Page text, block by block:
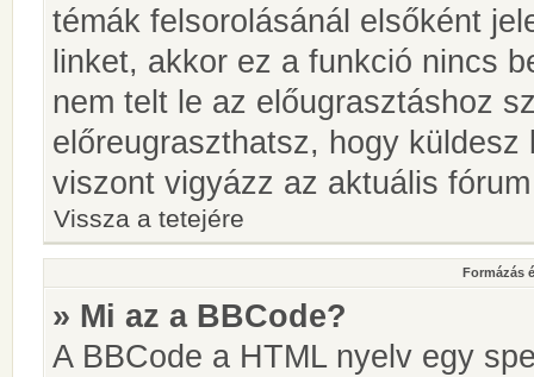
témák felsorolásánál elsőként
linket, akkor ez a funkció nincs
nem telt le az előugrasztáshoz
előreugraszthatsz, hogy
viszont vigyázz az aktuális
Vissza a tetejére
Formázás
» Mi az a BBCode?
A BBCode a HTML nyelv egy